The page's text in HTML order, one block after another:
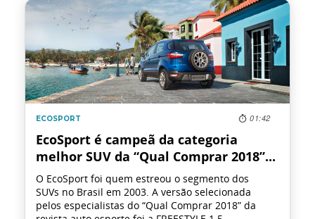
Post
melhores-3
ECOSPORT
EcoSport é campeã da categoria
melhor SUV da “Qual Comprar 2018”...
O EcoSport foi quem estreou o segmento dos
SUVs no Brasil em 2003. A versão selecionada
pelos especialistas do “Qual Comprar 2018” da
01:42